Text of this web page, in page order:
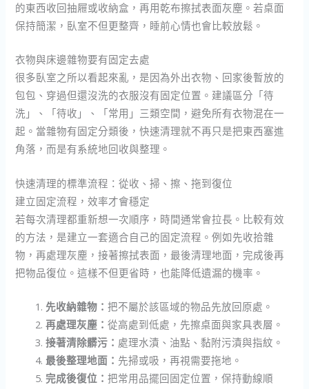
的東西收回抽屜或收納盒，再用乾布擦拭表面灰塵。若桌面
保持簡潔，臥室不但更整齊，睡前心情也會比較放鬆。
衣物與床邊雜物要有固定去處
很多臥室之所以看起來亂，是因為外出衣物、回家後暫放的
包包、穿過但還沒洗的衣服沒有固定位置。建議區分「待
洗」、「待收」、「常用」三類空間，避免所有衣物混在一
起。當雜物有固定分類後，快速清理就不再只是把東西塞進
角落，而是有系統地回收與整理。
快速清理的標準流程：從收、掃、擦、拖到復位
建立固定流程，效率才會穩定
若每次清理都重新想一次順序，時間通常會拉長。比較有效
的方法，是建立一套適合自己的固定流程。例如先收拾雜
物，再處理灰塵，接著擦拭表面，最後清理地面，完成後再
把物品復位。這樣不但更省時，也能降低遺漏的機率。
先收納雜物：把不屬於該區域的物品先放回原處。
再處理灰塵：從高處到低處，先擦桌面與家具表層。
接著清除髒污： 處理水漬、油點、黏附污漬與指紋。
最後整理地面： 先掃或吸，再視需要拖地。
完成後復位：把常用品擺回固定位置，保持動線順